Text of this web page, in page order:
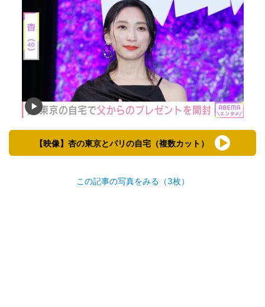
【映像】杏の東京とパリの自宅（複数カット）
この記事の写真をみる（3枚）